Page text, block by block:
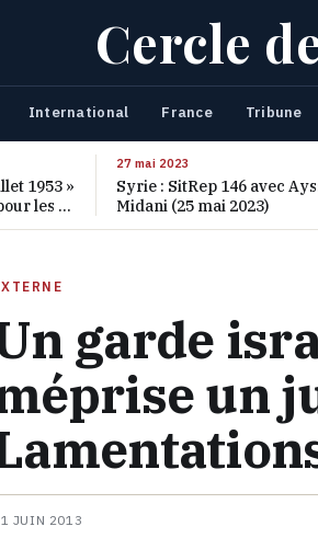
Cercle
International France Tribune
1953 »
les 70
27 mai 2023
Syrie : SitRep 146 avec
Midani (25 mai 2023)
garde
un
JUIN 2013